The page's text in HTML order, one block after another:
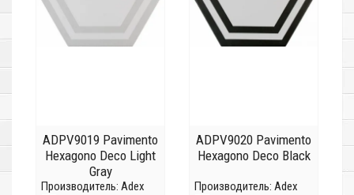
ADPV9019 Pavimento
Hexagono Deco Light
Gray
Производитель: Adex
ADPV9020 Pavimento
Hexagono Deco Black
Производитель: Adex